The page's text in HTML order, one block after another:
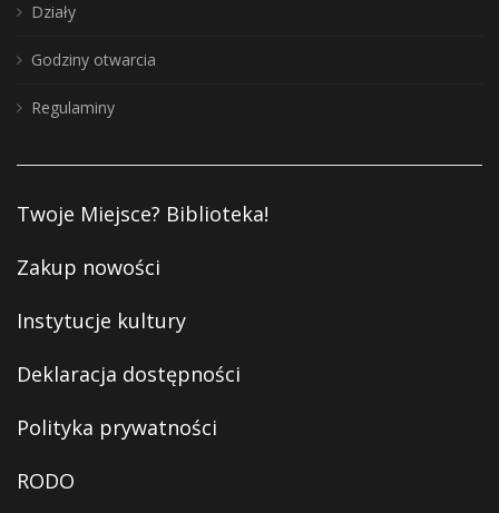
Działy
Godziny otwarcia
Regulaminy
Twoje Miejsce? Biblioteka!
Zakup nowości
Instytucje kultury
Deklaracja dostępności
Polityka prywatności
RODO